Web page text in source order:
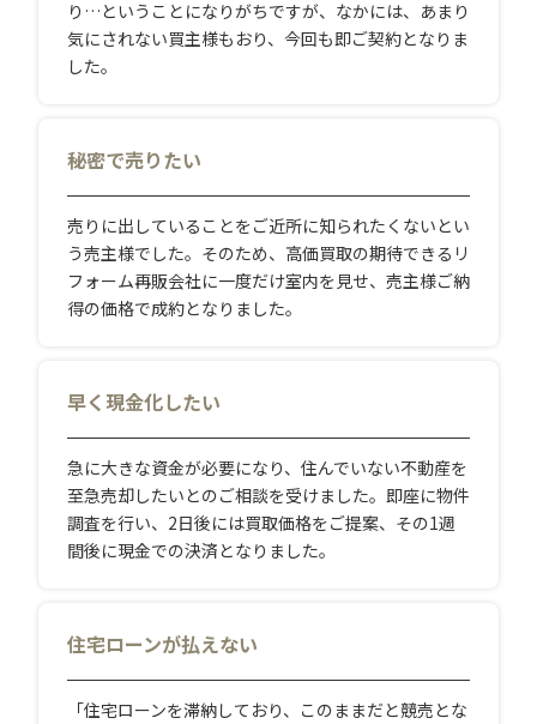
り…ということになりがちですが、なかには、あまり
気にされない買主様もおり、今回も即ご契約となりま
した。
秘密で売りたい
売りに出していることをご近所に知られたくないとい
う売主様でした。そのため、高価買取の期待できるリ
フォーム再販会社に一度だけ室内を見せ、売主様ご納
得の価格で成約となりました。
早く現金化したい
急に大きな資金が必要になり、住んでいない不動産を
至急売却したいとのご相談を受けました。即座に物件
調査を行い、2日後には買取価格をご提案、その1週
間後に現金での決済となりました。
住宅ローンが払えない
「住宅ローンを滞納しており、このままだと競売とな